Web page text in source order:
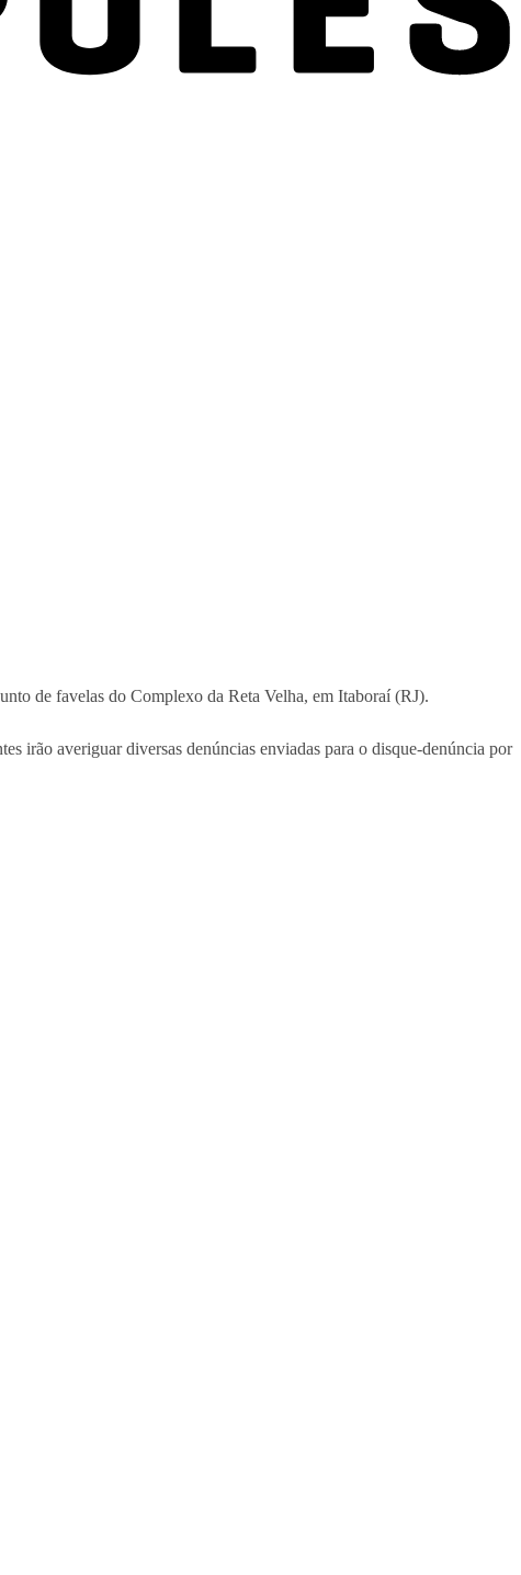
de favelas do Complexo da Reta Velha, em Itaboraí (RJ).
irão averiguar diversas denúncias enviadas para o disque-denúncia por